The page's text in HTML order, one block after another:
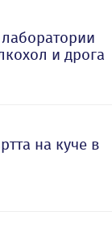
и дрога
на куче в